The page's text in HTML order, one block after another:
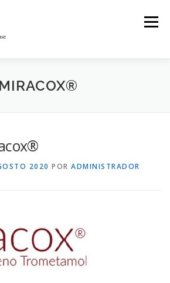
Menú
ASOCIADOS
2020 POR ADMINISTRADOR